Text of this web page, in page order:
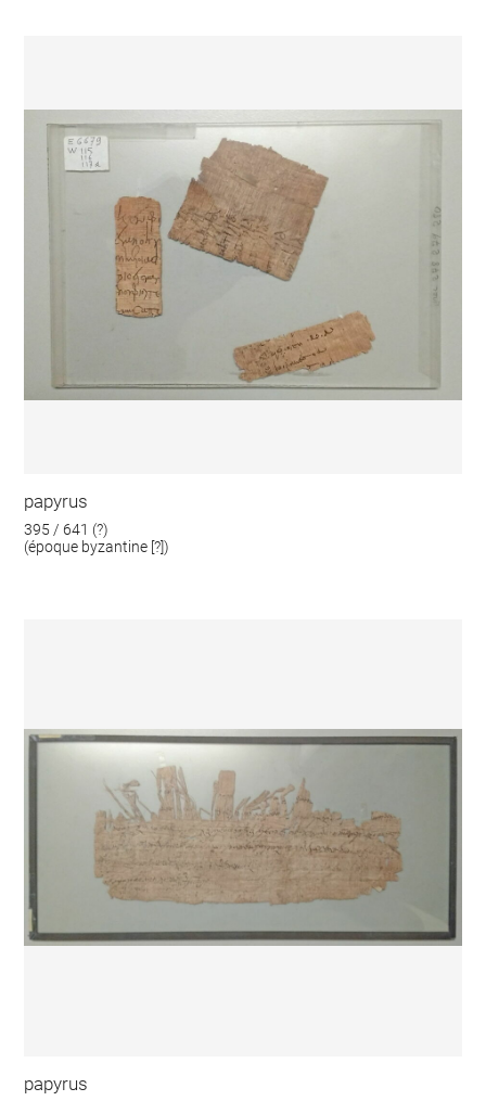
papyrus
395 / 641 (?)
(époque byzantine [?])
papyrus